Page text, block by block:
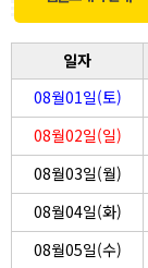
일자
08월01일(토)
08월02일(일)
08월03일(월)
08월04일(화)
08월05일(수)